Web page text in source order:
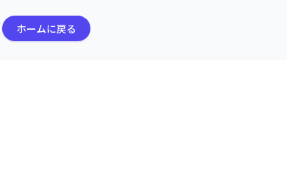
ホームに戻る